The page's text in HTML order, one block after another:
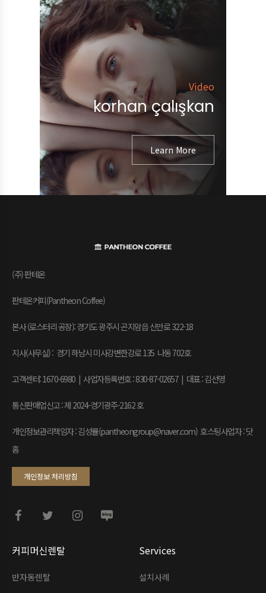
Video
korhan çalışkan
Learn More
커피머신렌탈
반자동렌탈
Services
설치사례
(주) 판테온
판테온커피(Pantheon Coffee)
본사 (로스터리 공장): 경기도 광주시 곤지암읍 신만로 322-18
지사(사무실) : 경기 하남시 미사강변한강로 135 나동 702호
고객센터: 1670-6980 | 사업자등록번호 : 830-87-02657 | 대표 : 김선영
통신판매업신고 : 제 2024-경기광주-2162 호
개인정보관리책임자 : 김성률(pantheongroup@naver.com) 호스팅사업자 : 닷
홈
개인정보 처리방침